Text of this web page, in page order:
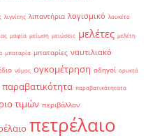
λιγνίτης λιπαντήρια λογισμικό λουκέτο
μαφία μείωση μειώσεις μελέτες μελέτη
μπαταρία μπαταρίες ναυτιλιακό
νόμος ογκομέτρηση οδηγοί ορυκτά
παραβατικότητα παραβατικότητατα
τιμών περιβάλλον
πετρέλαιο